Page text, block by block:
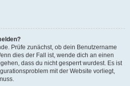
Prüfe zunächst, ob dein Benutzername
dies der Fall ist, wende dich an einen
dass du nicht gesperrt wurdest. Es ist
mit der Website vorliegt,